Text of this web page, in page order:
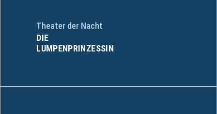
Theater der Nacht
DIE
LUMPENPRINZESSIN